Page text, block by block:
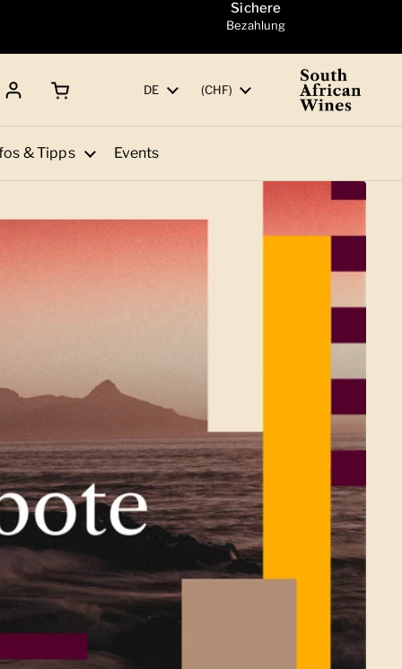
Sichere
Bezahlung
Sprache
DE Land/Region
(CHF)
& Tipps Events